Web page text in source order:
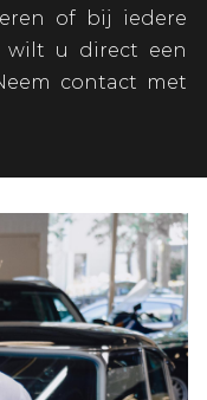
of bij iedere
wilt u direct een
contact met